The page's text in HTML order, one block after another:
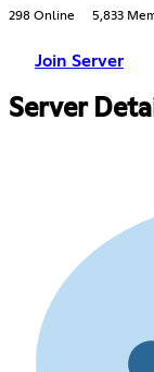
298 Online 5,833
Join Server
Server